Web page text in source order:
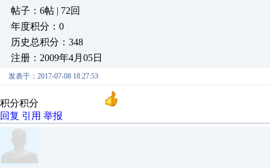
帖子：6帖 | 72回
年度积分：0
历史总积分：348
注册：2009年4月05日
发表于：2017-07-08 18:27:53
积分积分
回复 引用 举报